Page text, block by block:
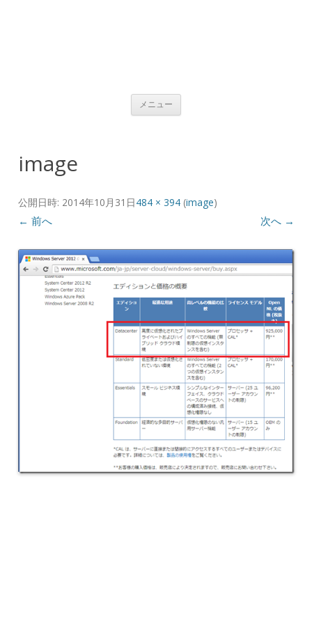
メニュー コンテンツへ移動
image
公開日時: 2014年10月31日484 × 394(image)
← 前へ 次へ →